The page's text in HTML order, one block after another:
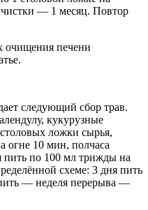
— 1 месяц. Повтор
очищения печени
следующий сбор трав.
кукурузные
ложки сырья,
огне 10 мин, полчаса
пить по 100 мл трижды на
схеме: 3 дня пить
— неделя перерыва —